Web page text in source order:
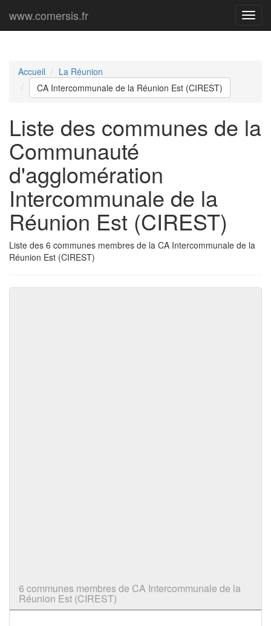
Menu
www.comersis.fr
Accueil
La Réunion
CA Intercommunale de la Réunion Est (CIREST)
Liste des communes de la
Communauté
d'agglomération
Intercommunale de la
Réunion Est (CIREST)
Liste des 6 communes membres de la CA Intercommunale de la
Réunion Est (CIREST)
6 communes membres de CA Intercommunale de la
Réunion Est (CIREST)